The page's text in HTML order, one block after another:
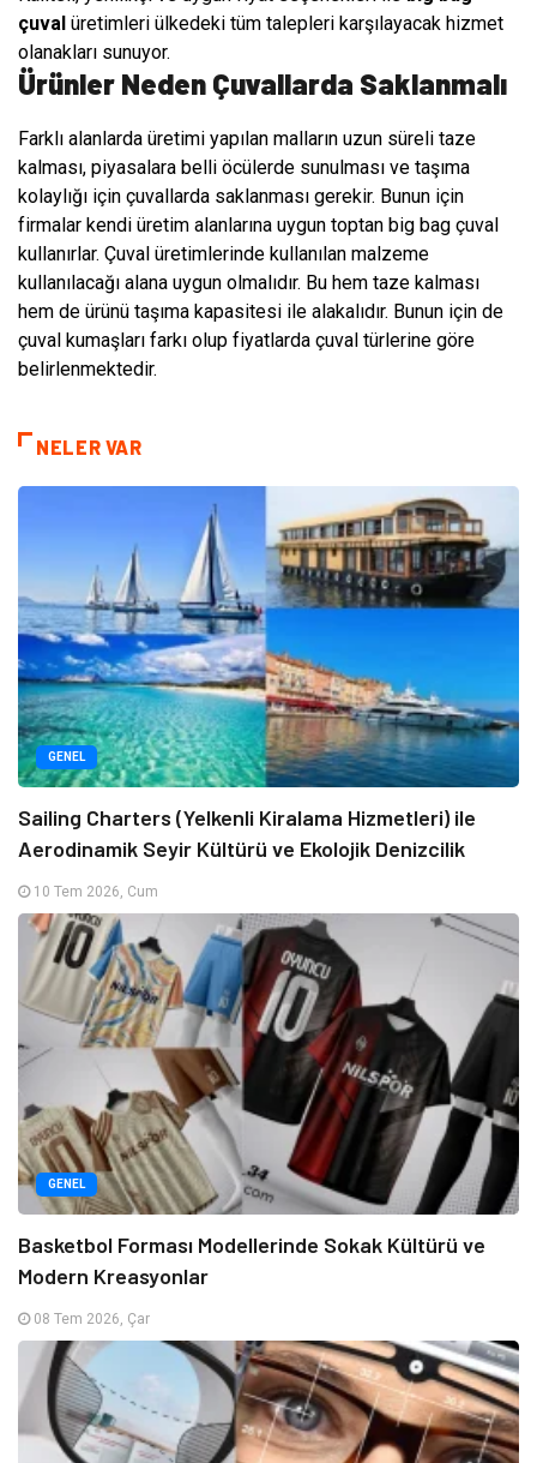
çuval üretimleri ülkedeki tüm talepleri karşılayacak hizmet
olanakları sunuyor.
Ürünler Neden Çuvallarda Saklanmalı
Farklı alanlarda üretimi yapılan malların uzun süreli taze
kalması, piyasalara belli öcülerde sunulması ve taşıma
kolaylığı için çuvallarda saklanması gerekir. Bunun için
firmalar kendi üretim alanlarına uygun toptan big bag çuval
kullanırlar. Çuval üretimlerinde kullanılan malzeme
kullanılacağı alana uygun olmalıdır. Bu hem taze kalması
hem de ürünü taşıma kapasitesi ile alakalıdır. Bunun için de
çuval kumaşları farkı olup fiyatlarda çuval türlerine göre
belirlenmektedir.
NELER VAR
GENEL
Sailing Charters (Yelkenli Kiralama Hizmetleri) ile
Aerodinamik Seyir Kültürü ve Ekolojik Denizcilik
10 Tem 2026, Cum
GENEL
Basketbol Forması Modellerinde Sokak Kültürü ve
Modern Kreasyonlar
08 Tem 2026, Çar